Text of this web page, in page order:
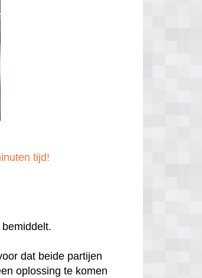
tijd!
dat beide partijen
oplossing te komen